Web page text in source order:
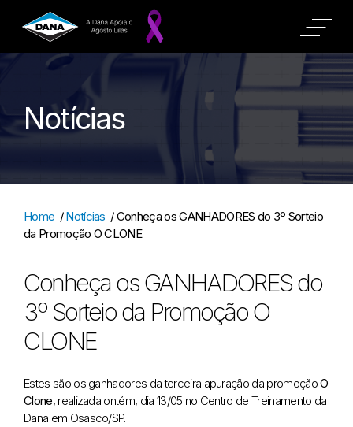
Notícias
Home /Notícias /Conheça os GANHADORES do 3º Sorteio
da Promoção O CLONE
Conheça os GANHADORES do
3º Sorteio da Promoção O
CLONE
Estes são os ganhadores da terceira apuração da promoçãoO
Clone, realizada ontém, dia 13/05 no Centro de Treinamento da
Dana em Osasco/SP.